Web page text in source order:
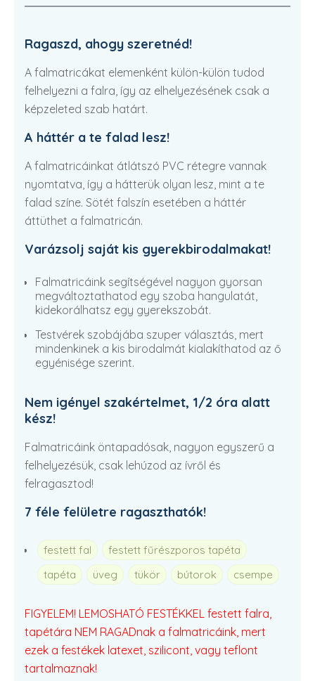
Ragaszd, ahogy szeretnéd!
A falmatricákat elemenként külön-külön tudod
felhelyezni a falra, így az elhelyezésének csak a
képzeleted szab határt.
A háttér a te falad lesz!
A falmatricáinkat átlátszó PVC rétegre vannak
nyomtatva, így a hátterük olyan lesz, mint a te
falad színe. Sötét falszín esetében a háttér
áttüthet a falmatricán.
Varázsolj saját kis gyerekbirodalmakat!
Falmatricáink segítségével nagyon gyorsan
megváltoztathatod egy szoba hangulatát,
kidekorálhatsz egy gyerekszobát.
Testvérek szobájába szuper választás, mert
mindenkinek a kis birodalmát kialakíthatod az ő
egyénisége szerint.
Nem igényel szakértelmet, 1/2 óra alatt
kész!
Falmatricáink öntapadósak, nagyon egyszerű a
felhelyezésük, csak lehúzod az ívről és
felragasztod!
7 féle felületre ragaszthatók!
festett fal
festett fűrészporos tapéta
tapéta
üveg tükör bútorok csempe
FIGYELEM! LEMOSHATÓ FESTÉKKEL festett falra,
tapétára NEM RAGADnak a falmatricáink, mert
ezek a festékek latexet, szilicont, vagy teflont
tartalmaznak!